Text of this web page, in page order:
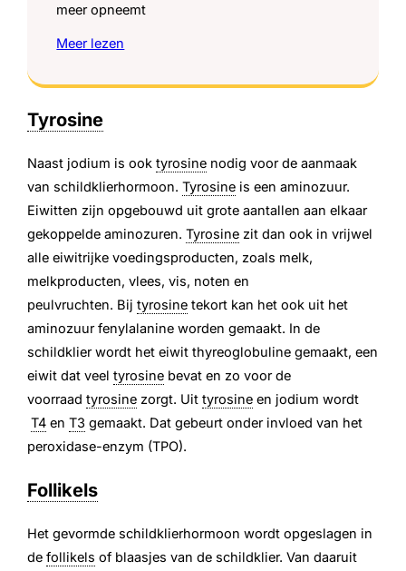
meer opneemt
Meer lezen
Tyrosine
Naast jodium is ooktyrosine nodig voor de aanmaak
van schildklierhormoon.Tyrosine is een aminozuur.
Eiwitten zijn opgebouwd uit grote aantallen aan elkaar
gekoppelde aminozuren.Tyrosine zit dan ook in vrijwel
alle eiwitrijke voedingsproducten, zoals melk,
melkproducten, vlees, vis, noten en
peulvruchten. Bijtyrosine tekort kan het ook uit het
aminozuur fenylalanine worden gemaakt. In de
schildklier wordt het eiwit thyreoglobuline gemaakt, een
eiwit dat veeltyrosine bevat en zo voor de
voorraadtyrosine zorgt. Uittyrosine en jodium wordt
T4 enT3 gemaakt. Dat gebeurt onder invloed van het
peroxidase-enzym (TPO).
Follikels
Het gevormde schildklierhormoon wordt opgeslagen in
defollikels of blaasjes van de schildklier. Van daaruit